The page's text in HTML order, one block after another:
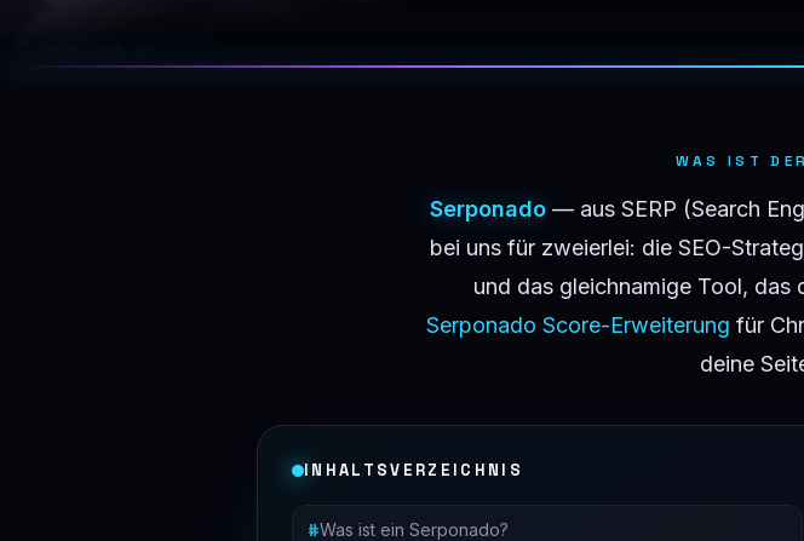
WAS IST
Serponado — aus SERP (Search
bei uns für zweierlei: die SEO-
und das gleichnamige Tool, das
Serponado Score-Erweiterung für
deine
INHALTSVERZEICHNIS
Was ist ein Serponado?